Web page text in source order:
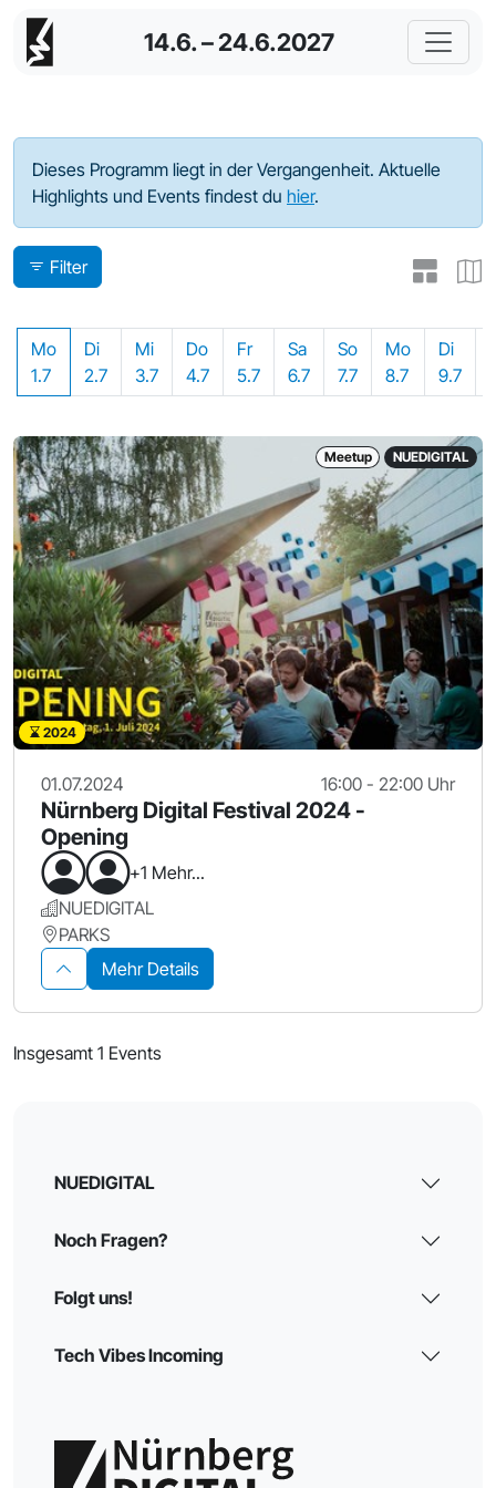
14.6. – 24.6.2027
Programm - 2024
Dieses Programm liegt in der Vergangenheit. Aktuelle
Highlights und Events findest du hier.
Filter
Mo
1.7
Di
2.7
Mi
3.7
Do
4.7
Fr
5.7
Sa
6.7
So
7.7
Mo
8.7
Di
9.7
Meetup NUEDIGITAL
2024
01.07.2024 16:00 - 22:00 Uhr
Nürnberg Digital Festival 2024 -
Opening
+1 Mehr...
NUEDIGITAL
PARKS
Mehr Details
Insgesamt 1 Events
NUEDIGITAL
Noch Fragen?
Folgt uns!
Tech Vibes Incoming